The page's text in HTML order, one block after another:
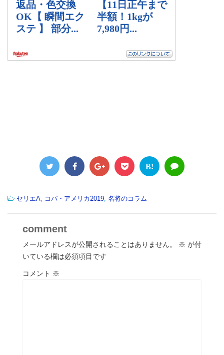
B!
-セリエA, コパ・アメリカ2019, 名将のコラム
comment
メールアドレスが公開されることはありません。 ※ が付
いている欄は必須項目です
コメント ※